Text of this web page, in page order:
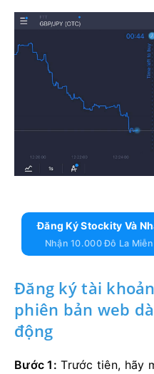
Đăng Ký Stockity Và
Nhận 10.000 Đô La
Đăng ký tài
phiên bản web
động
Bước 1: Trước tiên, hãy